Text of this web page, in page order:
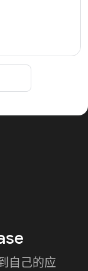
自己的应